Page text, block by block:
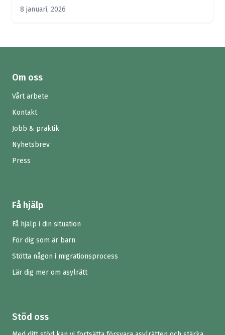
8 januari, 2026
Om oss
Vårt arbete
Kontakt
Jobb & praktik
Nyhetsbrev
Press
Få hjälp
Få hjälp i din situation
För dig som är barn
Stötta någon i migrationsprocess
Lär dig mer om asylrätt
Stöd oss